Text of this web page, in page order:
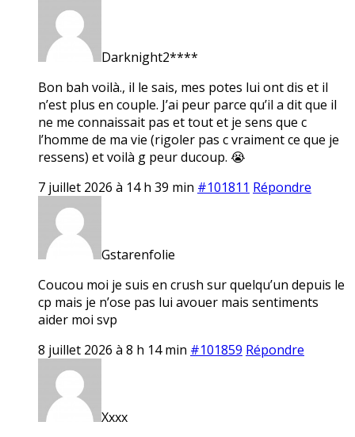
Darknight2****
Bon bah voilà., il le sais, mes potes lui ont dis et il
n’est plus en couple. J’ai peur parce qu’il a dit que il
ne me connaissait pas et tout et je sens que c
l’homme de ma vie (rigoler pas c vraiment ce que je
ressens) et voilà g peur ducoup. 😭
7 juillet 2026 à 14 h 39 min #101811 Répondre
Gstarenfolie
Coucou moi je suis en crush sur quelqu’un depuis le
cp mais je n’ose pas lui avouer mais sentiments
aider moi svp
8 juillet 2026 à 8 h 14 min #101859 Répondre
Xxxx